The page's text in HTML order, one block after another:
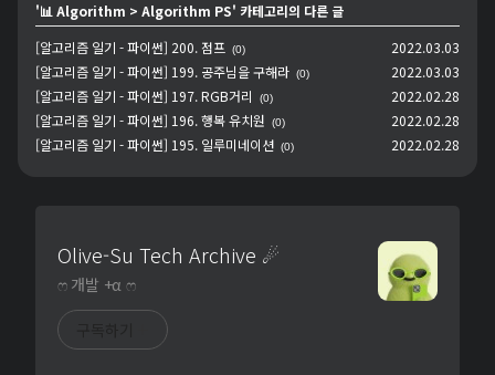
'📊 Algorithm > Algorithm PS' 카테고리의 다른 글
[알고리즘 일기 - 파이썬] 200. 점프
(0)
2022.03.03
[알고리즘 일기 - 파이썬] 199. 공주님을 구해라 (0)
2022.03.03
[알고리즘 일기 - 파이썬] 197. RGB거리
(0)
2022.02.28
[알고리즘 일기 - 파이썬] 196. 행복 유치원
(0)
2022.02.28
[알고리즘 일기 - 파이썬] 195. 일루미네이션 (0) 2022.02.28
Olive-Su Tech Archive ☄︎
ෆ 개발 +α ෆ